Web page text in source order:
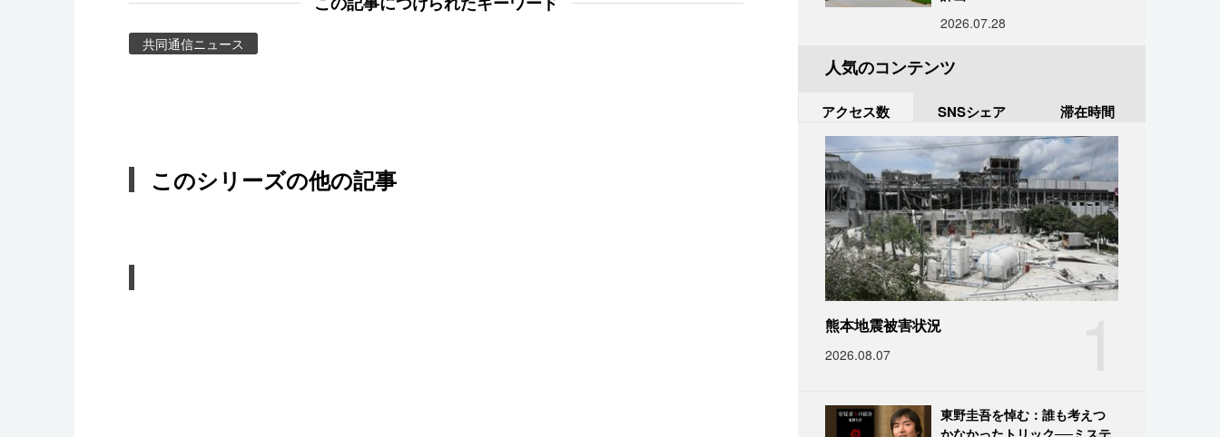
共同通信ニュース
このシリーズの他の記事
2026.07.28
人気のコンテンツ
アクセス数 SNSシェア 滞在時間
熊本地震被害状況
2026.08.07
東野圭吾を悼む：誰も考えつ
かなかったトリック──ミステ